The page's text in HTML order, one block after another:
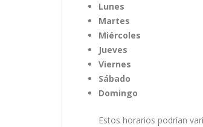
Lunes
Martes
Miércoles
Jueves
Viernes
Sábado
Domingo
Estos horarios podrían